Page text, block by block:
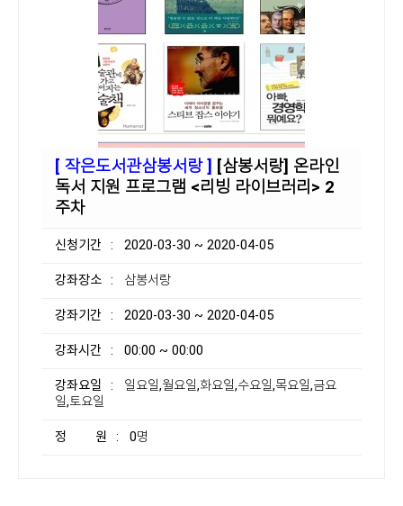
[ 작은도서관삼봉서랑 ] [삼봉서랑] 온라인
독서 지원 프로그램 <리빙 라이브러리> 2
주차
신청기간 : 2020-03-30 ~ 2020-04-05
강좌장소 : 삼봉서랑
강좌기간 : 2020-03-30 ~ 2020-04-05
강좌시간 : 00:00 ~ 00:00
강좌요일
: 일요일,월요일,화요일,수요일,목요일,금요
일,토요일
정 원 : 0명